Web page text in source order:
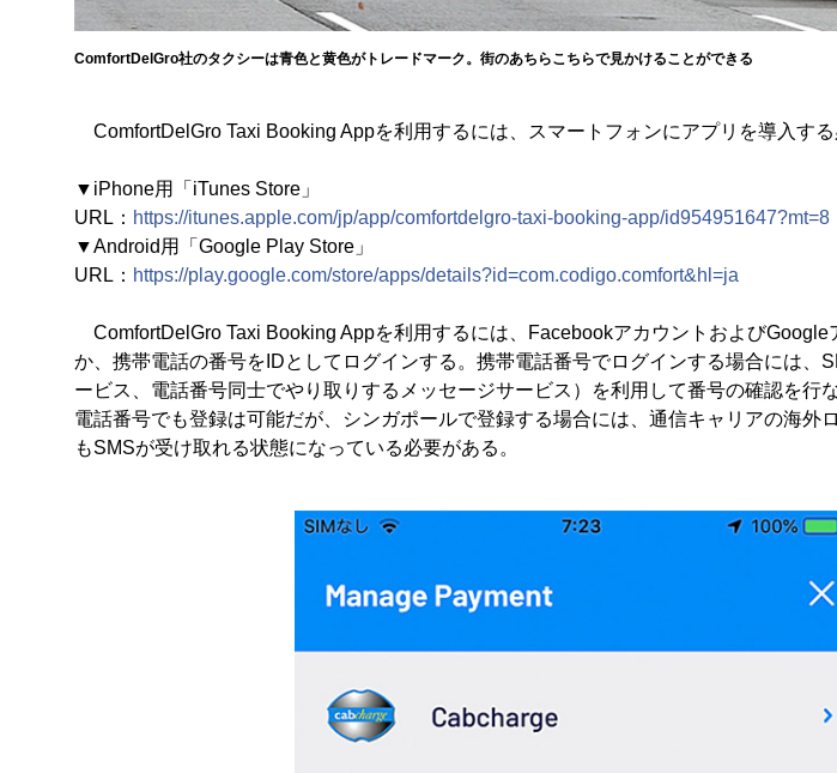
ComfortDelGro社のタクシーは青色と黄色がトレードマーク。街のあちらこちらで見かけることができる
ComfortDelGro Taxi Booking Appを利用するには、スマートフォンにアプリを導入する
▼iPhone用「iTunes Store」
URL： https://itunes.apple.com/jp/app/comfortdelgro-taxi-booking-app/id954951647?mt=8
▼Android用「Google Play Store」
URL： https://play.google.com/store/apps/details?id=com.codigo.comfort&hl=ja
ComfortDelGro Taxi Booking Appを利用するには、FacebookアカウントおよびGoogle
か、携帯電話の番号をIDとしてログインする。携帯電話番号でログインする場合には、
ービス、電話番号同士でやり取りするメッセージサービス）を利用して番号の確認を行
電話番号でも登録は可能だが、シンガポールで登録する場合には、通信キャリアの海外
もSMSが受け取れる状態になっている必要がある。